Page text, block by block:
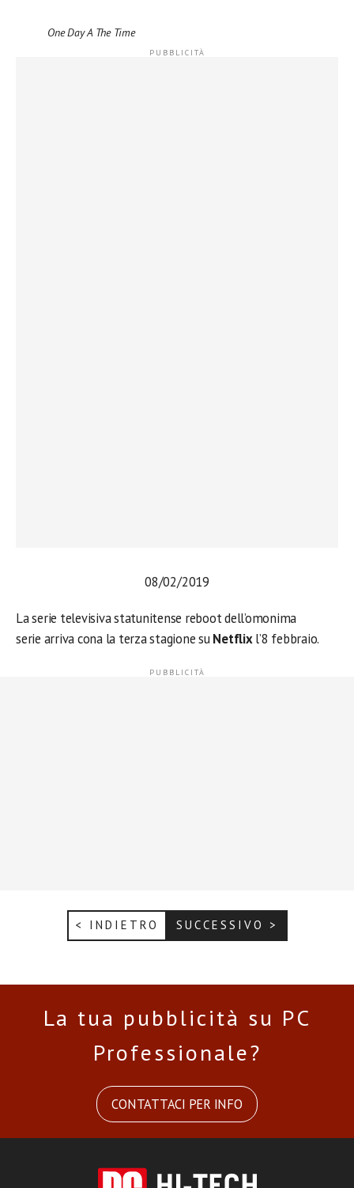
One Day A The Time
08/02/2019
La serie televisiva statunitense reboot dell’omonima
serie arriva cona la terza stagione suNetflixl’8 febbraio.
< INDIETRO SUCCESSIVO >
La tua pubblicità su PC
Professionale?
CONTATTACI PER INFO